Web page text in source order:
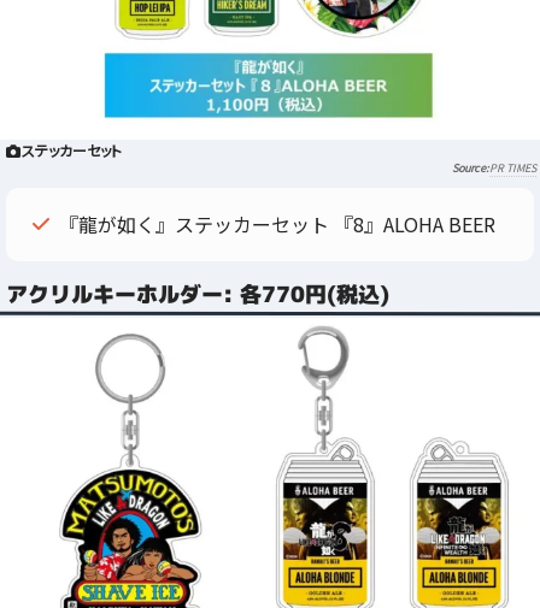
ステッカーセット
PR TIMES
『龍が如く』ステッカーセット 『8』ALOHA BEER
アクリルキーホルダー: 各770円(税込)